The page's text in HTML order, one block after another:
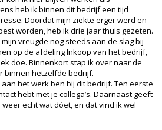
heb ik binnen dit bedrijf een tijd
Doordat mijn ziekte erger werd en
worden, heb ik drie jaar thuis gezeten.
vreugde nog steeds aan de slag bij
op de afdeling Inkoop van het bedrijf,
doe. Binnenkort stap ik over naar de
binnen hetzelfde bedrijf.
het werk ben bij dit bedrijf. Ten eerste
hebt met je collega’s. Daarnaast geeft
echt wat dóet, en dat vind ik wel